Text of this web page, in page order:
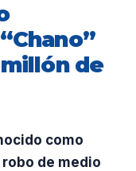
de
como
de medio